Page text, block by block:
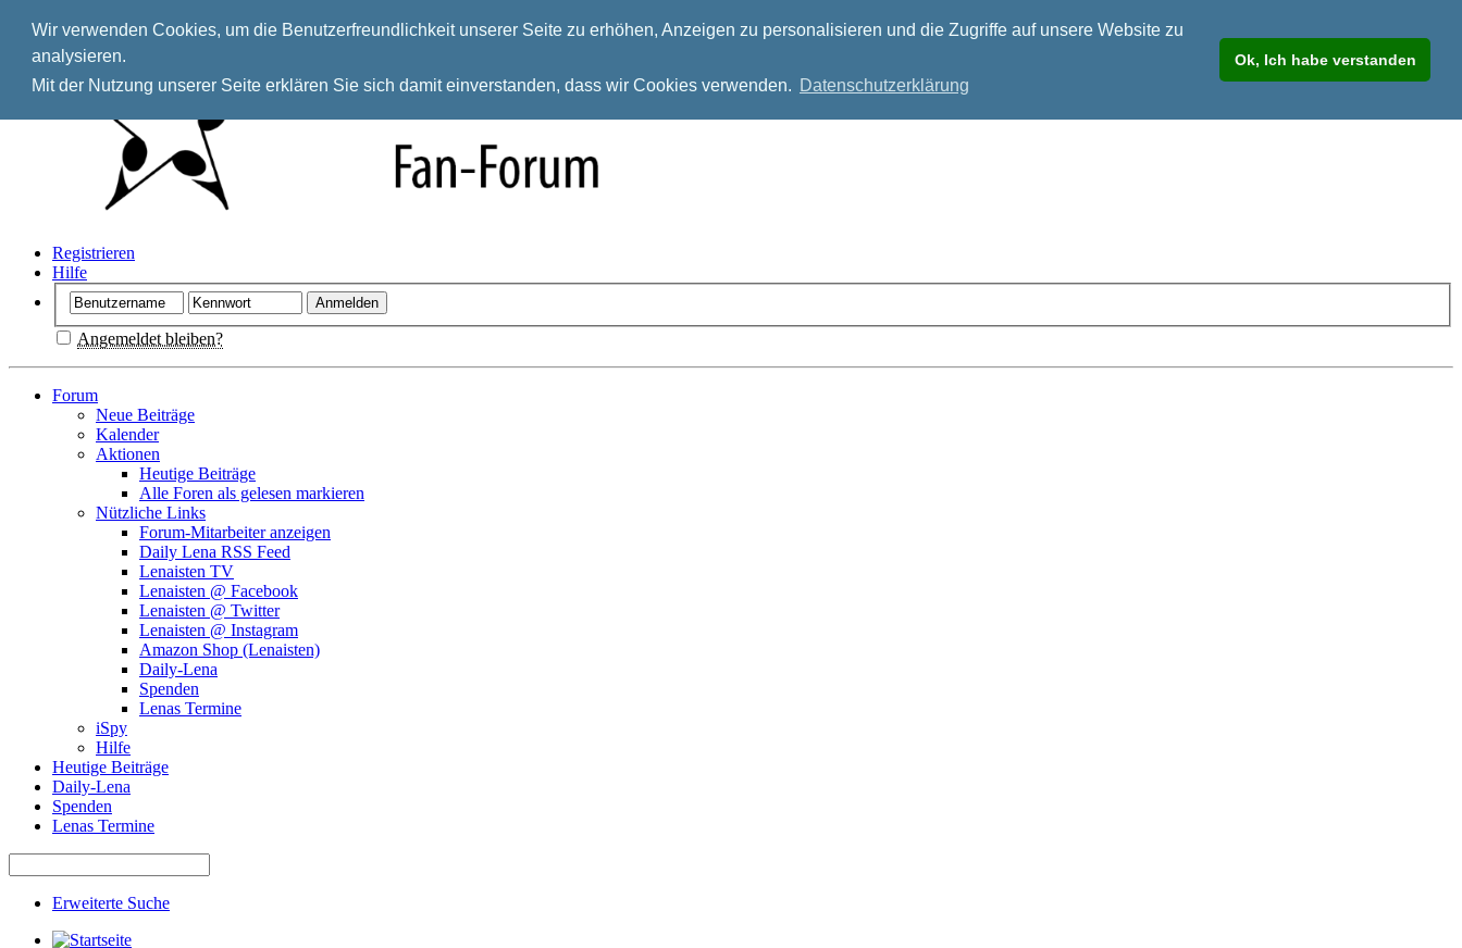
Wir verwenden Cookies, um die Benutzerfreundlichkeit unserer Seite zu erhöhen, Anzeigen zu personalisieren und die Zugriffe auf unsere Website zu
analysieren.
Mit der Nutzung unserer Seite erklären Sie sich damit einverstanden, dass wir Cookies verwenden. Datenschutzerklärung
Ok, Ich habe verstanden
Registrieren
Hilfe
Angemeldet bleiben?
Forum
Neue Beiträge
Kalender
Aktionen
Heutige Beiträge
Alle Foren als gelesen markieren
Nützliche Links
Forum-Mitarbeiter anzeigen
Daily Lena RSS Feed
Lenaisten TV
Lenaisten @ Facebook
Lenaisten @ Twitter
Lenaisten @ Instagram
Amazon Shop (Lenaisten)
Daily-Lena
Spenden
Lenas Termine
iSpy
Hilfe
Heutige Beiträge
Daily-Lena
Spenden
Lenas Termine
Erweiterte Suche